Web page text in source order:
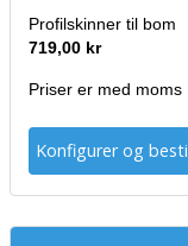
Profilskinner til bom
719,00 kr
Priser er med moms
Konfigurer og